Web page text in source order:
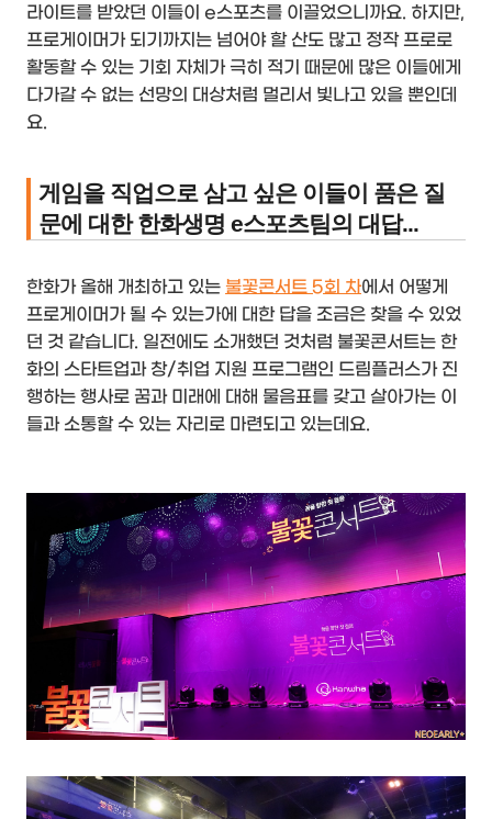
라이트를 받았던 이들이 e스포츠를 이끌었으니까요. 하지만,
프로게이머가 되기까지는 넘어야 할 산도 많고 정작 프로로
활동할 수 있는 기회 자체가 극히 적기 때문에 많은 이들에게
다가갈 수 없는 선망의 대상처럼 멀리서 빛나고 있을 뿐인데
요.
게임을 직업으로 삼고 싶은 이들이 품은 질
문에 대한 한화생명 e스포츠팀의 대답...
한화가 올해 개최하고 있는 불꽃콘서트 5회 차에서 어떻게
프로게이머가 될 수 있는가에 대한 답을 조금은 찾을 수 있었
던 것 같습니다. 일전에도 소개했던 것처럼 불꽃콘서트는 한
화의 스타트업과 창/취업 지원 프로그램인 드림플러스가 진
행하는 행사로 꿈과 미래에 대해 물음표를 갖고 살아가는 이
들과 소통할 수 있는 자리로 마련되고 있는데요.